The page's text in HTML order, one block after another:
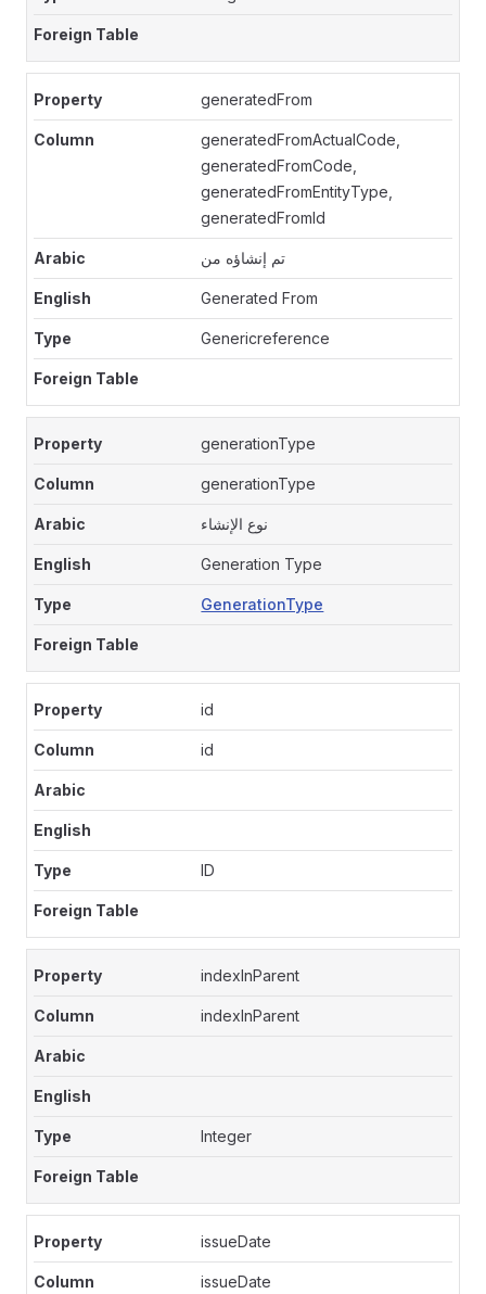
generatedFrom
generatedFromActualCode,
generatedFromCode,
generatedFromEntityType,
generatedFromId
تم إنشاؤه من
Generated From
Genericreference
generationType
generationType
نوع الإنشاء
Generation Type
GenerationType
id
id
ID
indexInParent
indexInParent
Integer
issueDate
issueDate